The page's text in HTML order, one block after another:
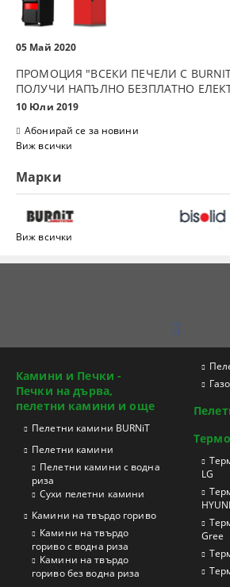
05 Май 2020
ПРОМОЦИЯ "ВСЕКИ ПЕЧЕЛИ С
ПОЛУЧИ НАПЪЛНО БЕЗПЛАТНО
10 Юли 2019
Абонирай се за новини
Виж всички
Марки
Виж всички
Камини и Печки -
Печки на дърва,
пелетни камини и още
Пелетни камини BURNiT
Пелетни камини
Пелетни камини с водна
риза
Сухи пелетни камини
Камини на твърдо гориво
Камини на твърдо
гориво с водна риза
Камини на твърдо
гориво без водна риза
LG
Gree